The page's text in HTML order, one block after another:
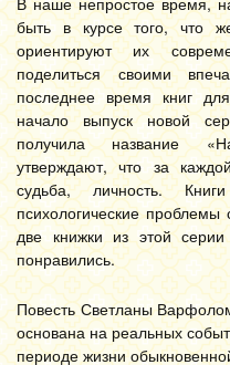
быть в курсе того, что
ориентируют их
поделиться своими
последнее время книг
начало выпуск новой
получила название
утверждают, что за
судьба, личность.
психологические
две книжки из этой
понравились.
Повесть Светланы
основана на реальных
периоде жизни